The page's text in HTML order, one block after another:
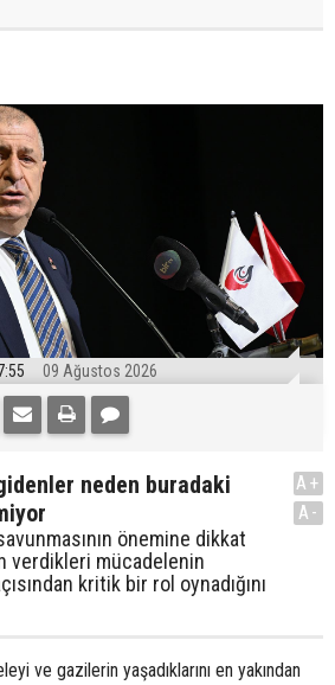
09 Ağustos 2026
neden buradaki
önemine dikkat
verdikleri mücadelenin
kritik bir rol oynadığını
A+
A-
ve gazilerin yaşadıklarını en yakından